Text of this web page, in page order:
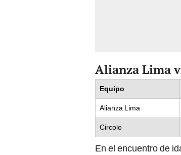
Alianza Lima
Equipo
Alianza Lima
Circolo
En el encuentro de